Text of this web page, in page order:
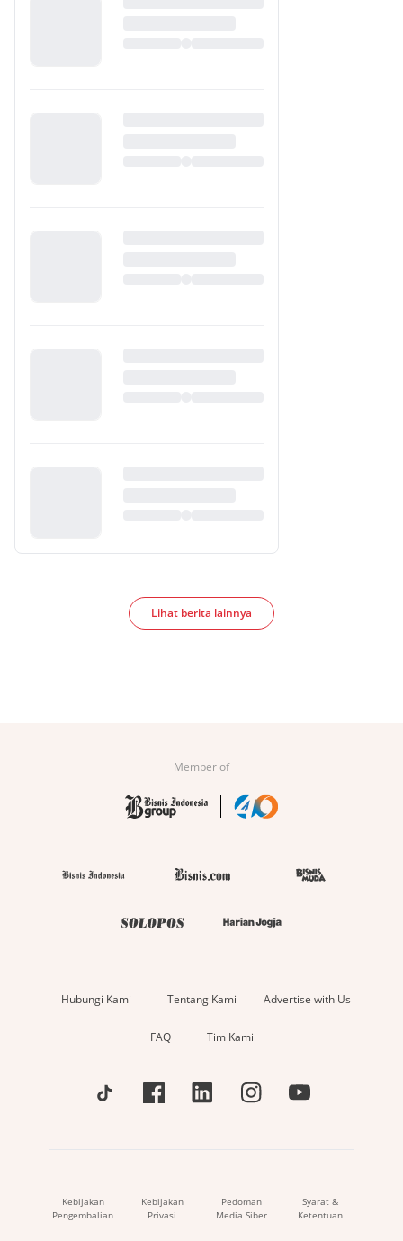
Lihat berita lainnya
Member of
Hubungi Kami Tentang Kami Advertise with Us
FAQ Tim Kami
Kebijakan
Pengembalian
Kebijakan
Privasi
Pedoman
Media Siber
Syarat &
Ketentuan